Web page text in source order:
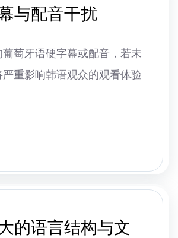
与配音干扰
萄牙语硬字幕或配音，若未
重影响韩语观众的观看体验
的语言结构与文